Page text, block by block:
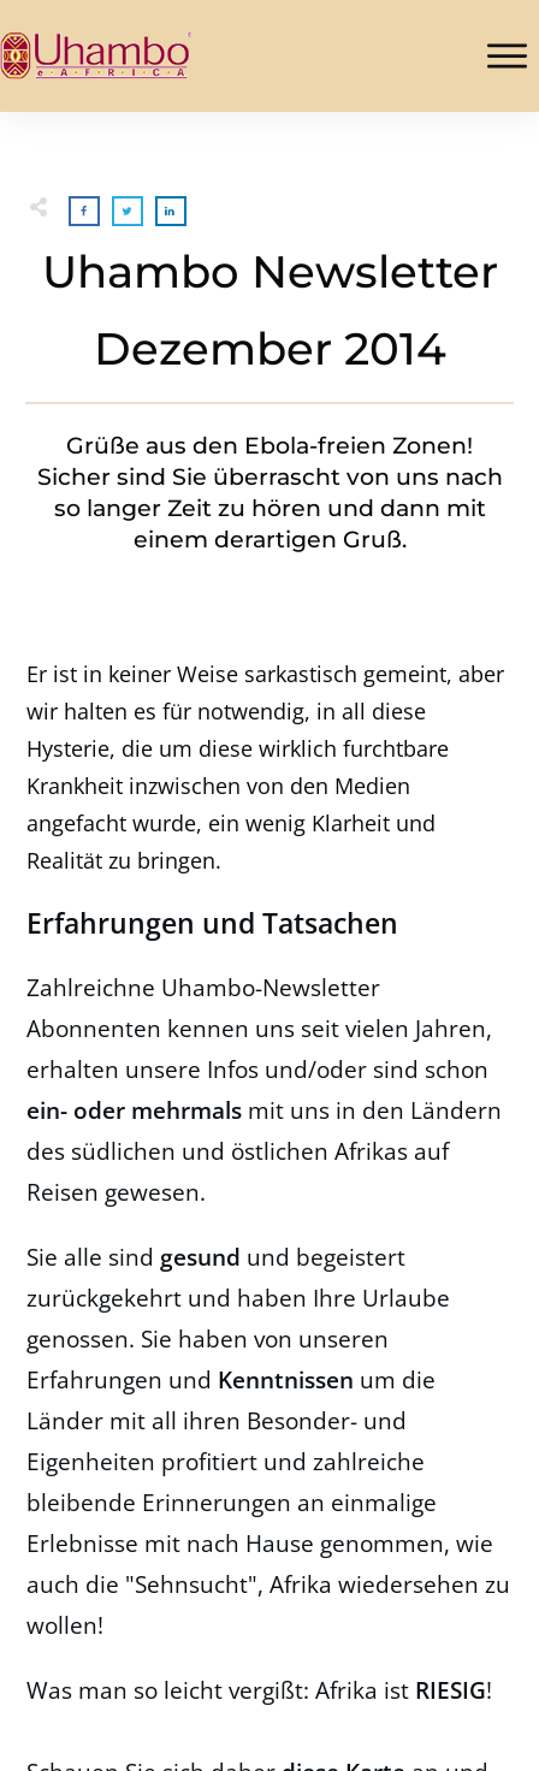
Uhambo Newsletter
Dezember 2014
Grüße aus den Ebola-freien Zonen!
Sicher sind Sie überrascht von uns nach
so langer Zeit zu hören und dann mit
einem derartigen Gruß.
Er ist in keiner Weise sarkastisch gemeint, aber
wir halten es für notwendig, in all diese
Hysterie, die um diese wirklich furchtbare
Krankheit inzwischen von den Medien
angefacht wurde, ein wenig Klarheit und
Realität zu bringen.
Erfahrungen und Tatsachen
Zahlreichne Uhambo-Newsletter
Abonnenten kennen uns seit vielen Jahren,
erhalten unsere Infos und/oder sind schon
ein- oder mehrmals mit uns in den Ländern
des südlichen und östlichen Afrikas auf
Reisen gewesen.
Sie alle sind gesund und begeistert
zurückgekehrt und haben Ihre Urlaube
genossen. Sie haben von unseren
Erfahrungen und Kenntnissen um die
Länder mit all ihren Besonder- und
Eigenheiten profitiert und zahlreiche
bleibende Erinnerungen an einmalige
Erlebnisse mit nach Hause genommen, wie
auch die "Sehnsucht", Afrika wiedersehen zu
wollen!
Was man so leicht vergißt: Afrika ist RIESIG!